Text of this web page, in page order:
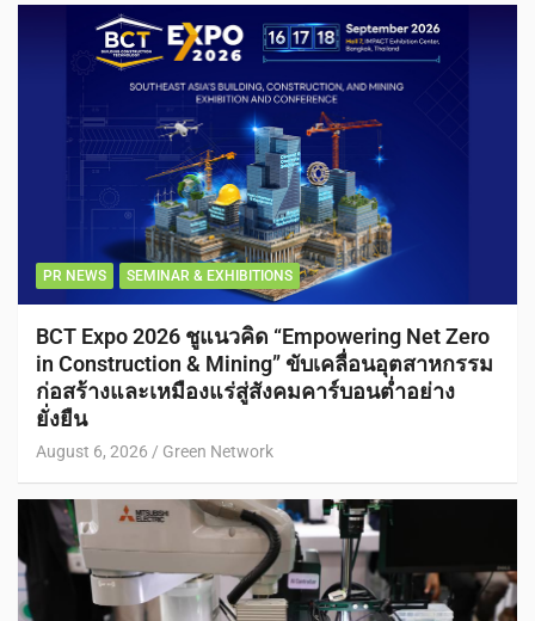
PR NEWS SEMINAR & EXHIBITIONS
BCT Expo 2026 ชูแนวคิด “Empowering Net Zero
in Construction & Mining” ขับเคลื่อนอุตสาหกรรม
ก่อสร้างและเหมืองแร่สู่สังคมคาร์บอนต่ำอย่าง
ยั่งยืน
August 6, 2026 Green Network